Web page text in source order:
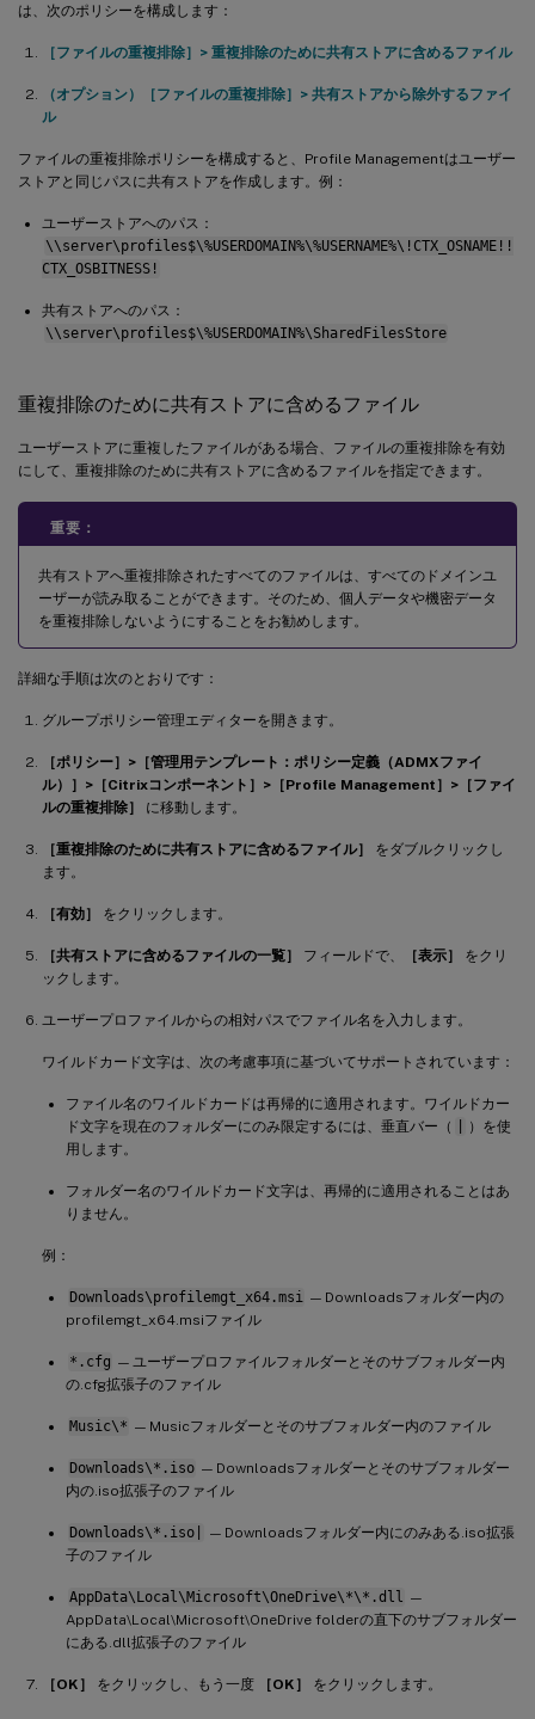
は、次のポリシーを構成します：
［ファイルの重複排除］> 重複排除のために共有ストアに含めるファイル
（オプション）
［ファイルの重複排除］> 共有ストアから除外するファイ
ル
ファイルの重複排除ポリシーを構成すると、Profile Managementはユーザー
ストアと同じパスに共有ストアを作成します。例：
ユーザーストアへのパス：
\\server\profiles$\%USERDOMAIN%\%USERNAME%\!CTX_OSNAME!!
CTX_OSBITNESS!
共有ストアへのパス：
\\server\profiles$\%USERDOMAIN%\SharedFilesStore
重複排除のために共有ストアに含めるファイル
ユーザーストアに重複したファイルがある場合、ファイルの重複排除を有効
にして、重複排除のために共有ストアに含めるファイルを指定できます。
重要：
共有ストアへ重複排除されたすべてのファイルは、すべてのドメインユ
ーザーが読み取ることができます。そのため、個人データや機密データ
を重複排除しないようにすることをお勧めします。
詳細な手順は次のとおりです：
グループポリシー管理エディターを開きます。
［ポリシー］>［管理用テンプレート：ポリシー定義（ADMXファイ
ル）］>［Citrixコンポーネント］>［Profile Management］>［ファイ
ルの重複排除］
に移動します。
［重複排除のために共有ストアに含めるファイル］
をダブルクリックし
ます。
［有効］ をクリックします。
［共有ストアに含めるファイルの一覧］ フィールドで、 ［表示］
をクリ
ックします。
ユーザープロファイルからの相対パスでファイル名を入力します。
ワイルドカード文字は、次の考慮事項に基づいてサポートされています：
ファイル名のワイルドカードは再帰的に適用されます。ワイルドカー
ド文字を現在のフォルダーにのみ限定するには、垂直バー（
）を使
用します。
フォルダー名のワイルドカード文字は、再帰的に適用されることはあ
りません。
例：
Downloads\profilemgt_x64.msi — Downloadsフォルダー内の
profilemgt_x64.msiファイル
*.cfg — ユーザープロファイルフォルダーとそのサブフォルダー内
の.cfg拡張子のファイル
Music\* — Musicフォルダーとそのサブフォルダー内のファイル
Downloads\*.iso — Downloadsフォルダーとそのサブフォルダー
内の.iso拡張子のファイル
Downloads\*.iso|
— Downloadsフォルダー内にのみある.iso拡張
子のファイル
AppData\Local\Microsoft\OneDrive\*\*.dll
—
AppData\Local\Microsoft\OneDrive folderの直下のサブフォルダー
にある.dll拡張子のファイル
［OK］ をクリックし、もう一度 ［OK］ をクリックします。